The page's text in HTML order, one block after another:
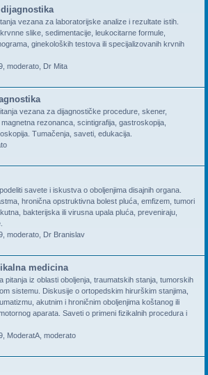
vezana za laboratorijske analize i rezultate istih.
slike, sedimentacije, leukocitarne formule,
ginekoloških testova ili specijalizovanih krvnih
moderato Dr Mita
vezana za dijagnostičke procedure, skener,
rezonanca, scintigrafija, gastroskopija,
Tumačenja, saveti, edukacija.
savete i iskustva o oboljenjima disajnih organa.
hronična opstruktivna bolest pluća, emfizem, tumori
bakterijska ili virusna upala pluća, preveniraju,
moderato Dr Branislav
medicina
pitanja iz oblasti oboljenja, traumatskih stanja, tumorskih
sistemu. Diskusije o ortopedskim hirurškim stanjima,
akutnim i hroničnim oboljenjima koštanog ili
aparata. Saveti o primeni fizikalnih procedura i
ModeratA moderato